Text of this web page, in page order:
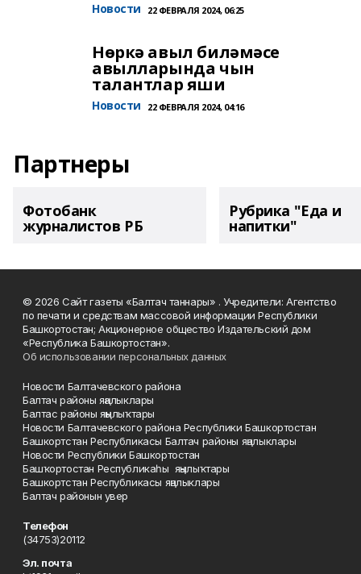
Новости 22 ФЕВРАЛЯ 2024, 06:25
Нөркә авыл биләмәсе
авылларында чын
талантлар яши
Новости 22 ФЕВРАЛЯ 2024, 04:16
Партнеры
Фотобанк
журналистов РБ
Рубрика "Еда и
напитки"
© 2026 Сайт газеты «Балтач таннары» . Учредители: Агентство
по печати и средствам массовой информации Республики
Башкортостан; Акционерное общество Издательский дом
«Республика Башкортостан».
Об использовании персональных данных
Новости Балтачевского района
Балтач районы яңалыклары
Балтас районы яңылыҡтары
Новости Балтачевского района Республики Башкортостан
Башкортстан Республикасы Балтач районы яңалыклары
Новости Республики Башкортостан
Башҡортостан Республикаһы яңылыҡтары
Башкортстан Республикасы яңалыклары
Балтач районын увер
Телефон
(34753)20112
Эл. почта